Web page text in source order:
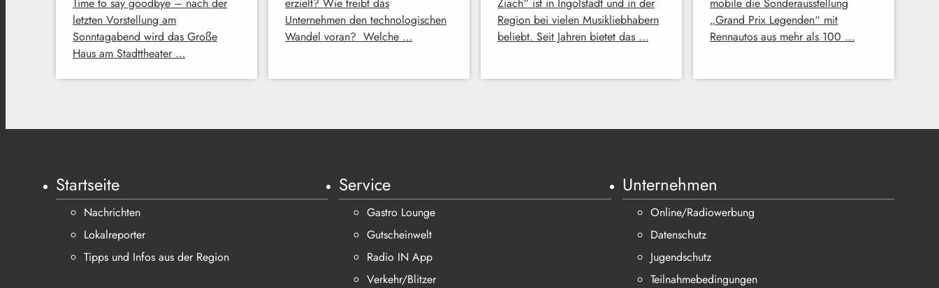
Time to say goodbye – nach der
letzten Vorstellung am
Sonntagabend wird das Große
Haus am Stadttheater …
erzielt? Wie treibt das
Unternehmen den technologischen
Wandel voran? Welche …
Ziach“ ist in Ingolstadt und in der
Region bei vielen Musikliebhabern
beliebt. Seit Jahren bietet das …
mobile die Sonderausstellung
„Grand Prix Legenden“ mit
Rennautos aus mehr als 100 …
Startseite
Nachrichten
Lokalreporter
Tipps und Infos aus der Region
Service
Gastro Lounge
Gutscheinwelt
Radio IN App
Verkehr/Blitzer
Unternehmen
Online/Radiowerbung
Datenschutz
Jugendschutz
Teilnahmebedingungen